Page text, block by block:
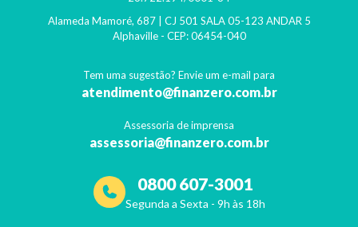
Alameda Mamoré, 687 | CJ 501 SALA 05-123 ANDAR 5
Alphaville- CEP: 06454-040
Tem uma sugestão? Envie um e-mail para
atendimento@finanzero.com.br
Assessoria de imprensa
assessoria@finanzero.com.br
0800 607-3001
Segunda a Sexta - 9h às 18h